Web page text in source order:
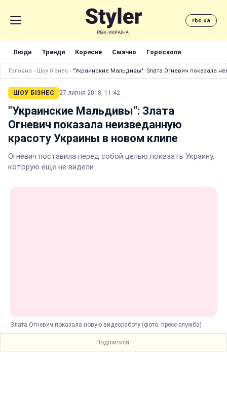
rbc.ua
Люди Тренди Корисне Смачно Гороскопи
Головна › Шоу бізнес › "Украинские Мальдивы": Злата Огневич показала
ШОУ БІЗНЕС 27 липня 2018, 11:42
"Украинские Мальдивы": Злата
Огневич показала неизведанную
красоту Украины в новом клипе
Огневич поставила перед собой целью показать Украину,
которую еще не видели
Злата Огневич показала новую видеоработу (фото: пресс-служба)
Поділитися: